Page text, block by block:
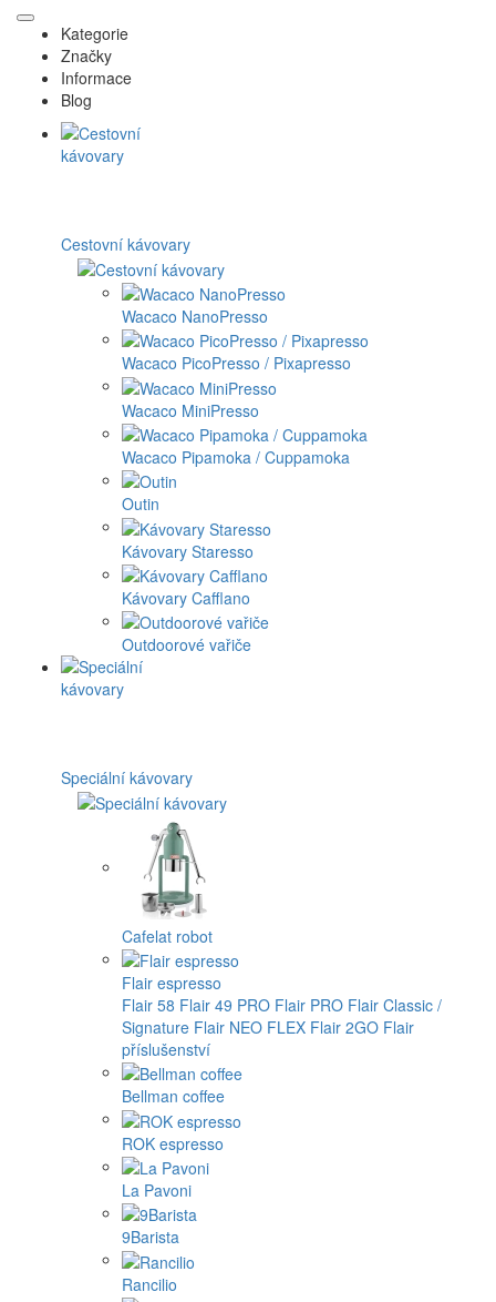
Kategorie
Značky
Informace
Blog
Cestovní kávovary
Wacaco NanoPresso
Wacaco PicoPresso / Pixapresso
Wacaco MiniPresso
Wacaco Pipamoka / Cuppamoka
Outin
Kávovary Staresso
Kávovary Cafflano
Outdoorové vařiče
Speciální kávovary
Cafelat robot
Flair espresso
Flair 58 Flair 49 PRO Flair PRO Flair Classic /
Signature Flair NEO FLEX Flair 2GO Flair
příslušenství
Bellman coffee
ROK espresso
La Pavoni
9Barista
Rancilio